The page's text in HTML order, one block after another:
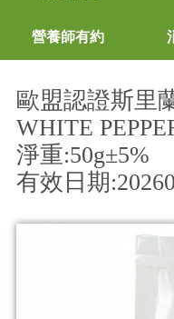
營養師有約
歐盟認證斯里
WHITE
淨重:50g±5%
有效日期